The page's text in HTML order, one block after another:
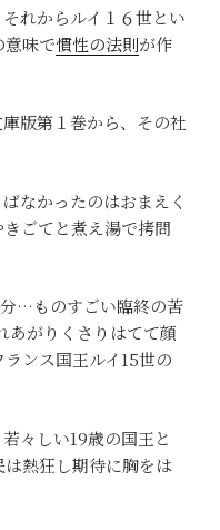
れからルイ１６世とい
意味で慣性の法則が作
版第１巻から、その社
なかったのはおまえく
ごてと煮え湯で拷問
…ものすごい臨終の苦
がりくさりはてて顔
ンス国王ルイ15世の
々しい19歳の国王と
熱狂し期待に胸をは